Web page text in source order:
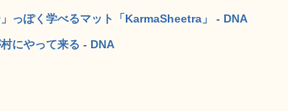
っぽく学べるマット「KarmaSheetra」 - DNA
にやって来る - DNA